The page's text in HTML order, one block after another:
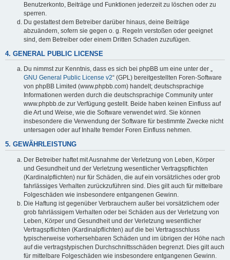
Benutzerkonto, Beiträge und Funktionen jederzeit zu löschen oder zu
sperren.
Du gestattest dem Betreiber darüber hinaus, deine Beiträge
abzuändern, sofern sie gegen o. g. Regeln verstoßen oder geeignet
sind, dem Betreiber oder einem Dritten Schaden zuzufügen.
4. GENERAL PUBLIC LICENSE
Du nimmst zur Kenntnis, dass es sich bei phpBB um eine unter der „
GNU General Public License v2“ (GPL) bereitgestellten Foren-Software
von phpBB Limited (www.phpbb.com) handelt; deutschsprachige
Informationen werden durch die deutschsprachige Community unter
www.phpbb.de zur Verfügung gestellt. Beide haben keinen Einfluss auf
die Art und Weise, wie die Software verwendet wird. Sie können
insbesondere die Verwendung der Software für bestimmte Zwecke nicht
untersagen oder auf Inhalte fremder Foren Einfluss nehmen.
5. GEWÄHRLEISTUNG
Der Betreiber haftet mit Ausnahme der Verletzung von Leben, Körper
und Gesundheit und der Verletzung wesentlicher Vertragspflichten
(Kardinalpflichten) nur für Schäden, die auf ein vorsätzliches oder grob
fahrlässiges Verhalten zurückzuführen sind. Dies gilt auch für mittelbare
Folgeschäden wie insbesondere entgangenen Gewinn.
Die Haftung ist gegenüber Verbrauchern außer bei vorsätzlichem oder
grob fahrlässigem Verhalten oder bei Schäden aus der Verletzung von
Leben, Körper und Gesundheit und der Verletzung wesentlicher
Vertragspflichten (Kardinalpflichten) auf die bei Vertragsschluss
typischerweise vorhersehbaren Schäden und im übrigen der Höhe nach
auf die vertragstypischen Durchschnittsschäden begrenzt. Dies gilt auch
für mittelbare Folgeschäden wie insbesondere entgangenen Gewinn.